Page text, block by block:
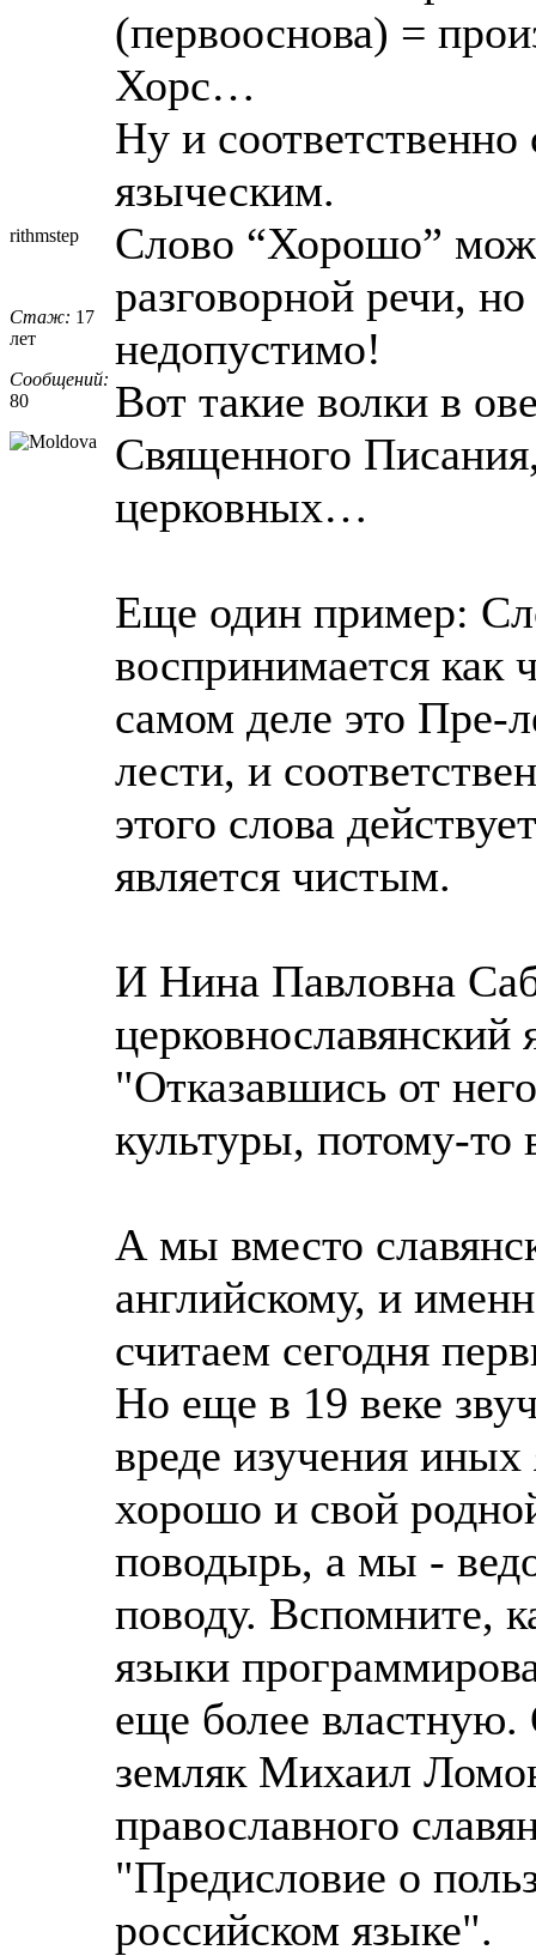
rithmstep
Стаж: 17
лет
Сообщений:
80
(первооснова) =
Хорс…
Ну и
языческим.
Слово “Хорошо”
разговорной речи,
недопустимо!
Вот такие волки в
Священного
церковных…
Еще один пример:
воспринимается как
самом деле это Пре-
лести, и
этого слова
является чистым.
И Нина Павловна
церковнославянский
"Отказавшись от
культуры, потому-то
А мы вместо
английскому, и
считаем сегодня
Но еще в 19 веке
вреде изучения
хорошо и свой
поводырь, а мы -
поводу. Вспомните,
языки
еще более
земляк Михаил
православного
"Предисловие о
российском языке".